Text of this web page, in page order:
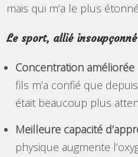
mais qui m’a le plus
Le sport, allié
Concentration améliorée
fils m’a confié que
était beaucoup plus
Meilleure capacité
physique augmente